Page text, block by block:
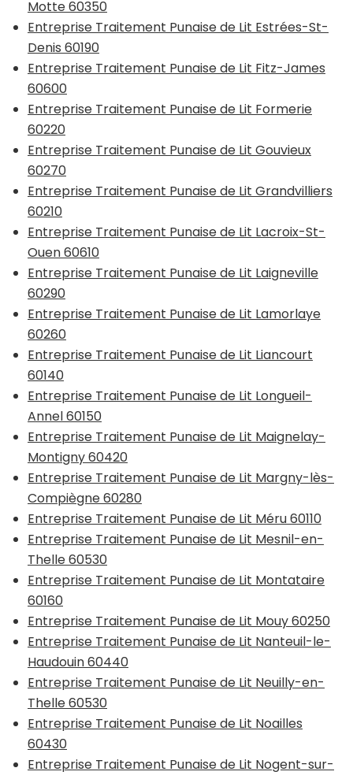
Motte 60350
Entreprise Traitement Punaise de Lit Estrées-St-
Denis 60190
Entreprise Traitement Punaise de Lit Fitz-James
60600
Entreprise Traitement Punaise de Lit Formerie
60220
Entreprise Traitement Punaise de Lit Gouvieux
60270
Entreprise Traitement Punaise de Lit Grandvilliers
60210
Entreprise Traitement Punaise de Lit Lacroix-St-
Ouen 60610
Entreprise Traitement Punaise de Lit Laigneville
60290
Entreprise Traitement Punaise de Lit Lamorlaye
60260
Entreprise Traitement Punaise de Lit Liancourt
60140
Entreprise Traitement Punaise de Lit Longueil-
Annel 60150
Entreprise Traitement Punaise de Lit Maignelay-
Montigny 60420
Entreprise Traitement Punaise de Lit Margny-lès-
Compiègne 60280
Entreprise Traitement Punaise de Lit Méru 60110
Entreprise Traitement Punaise de Lit Mesnil-en-
Thelle 60530
Entreprise Traitement Punaise de Lit Montataire
60160
Entreprise Traitement Punaise de Lit Mouy 60250
Entreprise Traitement Punaise de Lit Nanteuil-le-
Haudouin 60440
Entreprise Traitement Punaise de Lit Neuilly-en-
Thelle 60530
Entreprise Traitement Punaise de Lit Noailles
60430
Entreprise Traitement Punaise de Lit Nogent-sur-